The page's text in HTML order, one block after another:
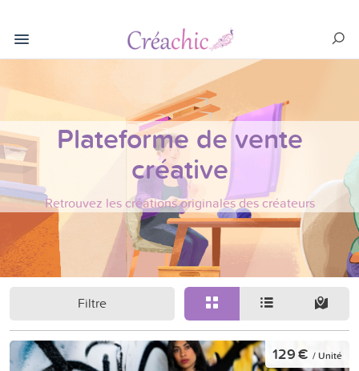
Plateforme de vente
créative
Retrouvez les créations originales des créateurs
Filtre
129 € / Unité